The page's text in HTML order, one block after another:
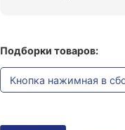
Подборки товаров:
Кнопка нажимная в